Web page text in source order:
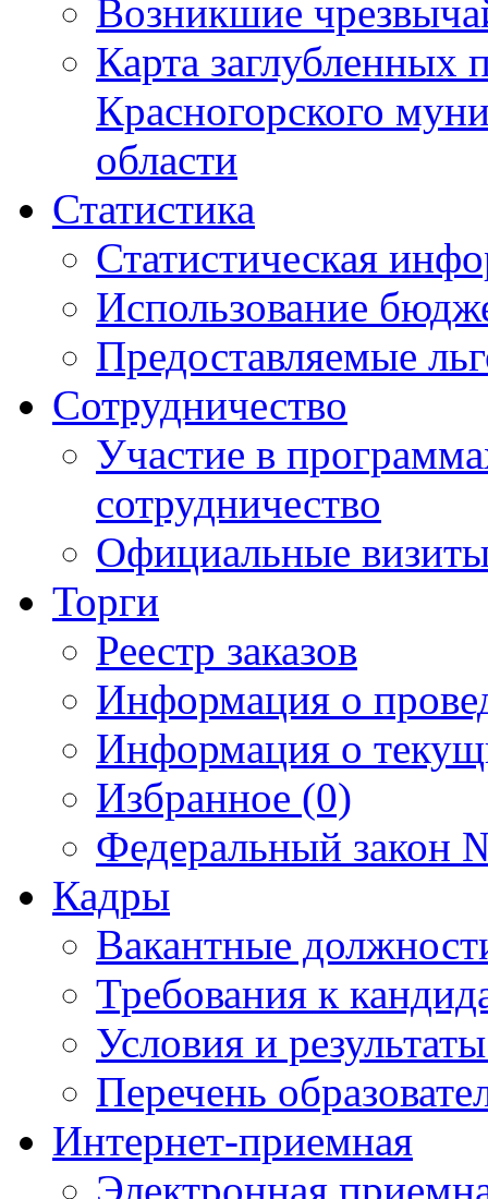
Возникшие
Карта
Красногорского
области
Статистика
Статистическая
Использование
Предоставляемые
Сотрудничество
Участие в
сотрудничество
Официальные
Торги
Реестр заказов
Информация о
Информация о
Избранное (0)
Федеральный закон
Кадры
Вакантные
Требования к
Условия и
Перечень
Интернет-приемная
Электронная